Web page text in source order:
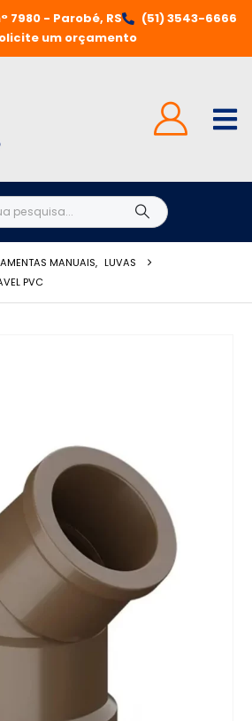
7980 - Parobé, RS
(51) 3543-6666
um orçamento
MANUAIS, LUVAS
PVC